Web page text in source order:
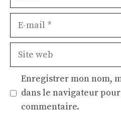
Site
Enregistrer mon nom,
dans le navigateur
commentaire.